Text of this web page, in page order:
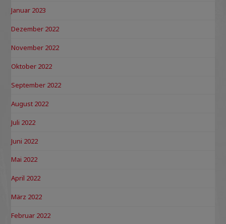
Januar 2023
Dezember 2022
November 2022
Oktober 2022
September 2022
August 2022
Juli 2022
Juni 2022
Mai 2022
April 2022
März 2022
Februar 2022